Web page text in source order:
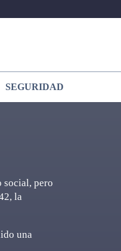
SEGURIDAD
social, pero
la
una